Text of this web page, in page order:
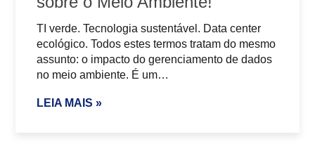
TI verde. Tecnologia sustentável. Data center
ecológico. Todos estes termos tratam do mesmo
assunto: o impacto do gerenciamento de dados
no meio ambiente. É um…
LEIA MAIS »